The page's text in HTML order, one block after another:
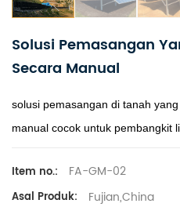
Solusi Pemasangan
Secara Manual
solusi pemasangan di tanah
manual cocok untuk pembangkit
Item no.: FA-GM-02
Asal Produk: Fujian,China